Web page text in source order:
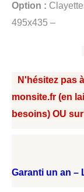
Option :
495x435 –
N'hésitez pas
monsite.fr (en
besoins) OU
Garanti un an –